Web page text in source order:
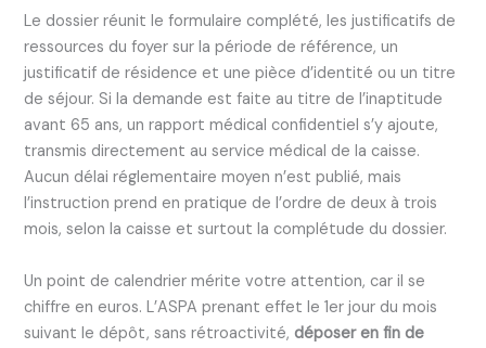
Le dossier réunit le formulaire complété, les justificatifs de
ressources du foyer sur la période de référence, un
justificatif de résidence et une pièce d’identité ou un titre
de séjour. Si la demande est faite au titre de l’inaptitude
avant 65 ans, un rapport médical confidentiel s’y ajoute,
transmis directement au service médical de la caisse.
Aucun délai réglementaire moyen n’est publié, mais
l’instruction prend en pratique de l’ordre de deux à trois
mois, selon la caisse et surtout la complétude du dossier.
Un point de calendrier mérite votre attention, car il se
chiffre en euros. L’ASPA prenant effet le 1er jour du mois
suivant le dépôt, sans rétroactivité,déposer en fin de